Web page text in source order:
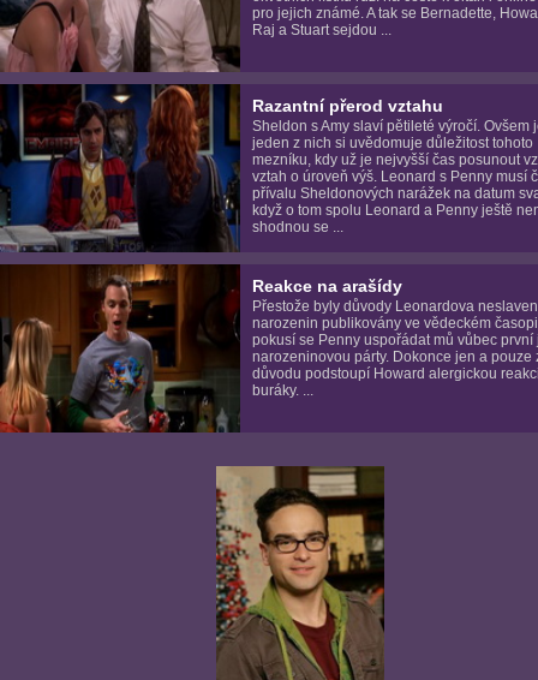
pro jejich známé. A tak se Bernadette,
Raj a Stuart sejdou ...
Razantní přerod vztahu
Sheldon s Amy slaví pětileté výročí. Ovšem
jeden z nich si uvědomuje důležitost tohoto
mezníku, kdy už je nejvyšší čas posunout
vztah o úroveň výš. Leonard s Penny musí
přívalu Sheldonových narážek na datum
když o tom spolu Leonard a Penny ještě
shodnou se ...
Reakce na arašídy
Přestože byly důvody Leonardova
narozenin publikovány ve vědeckém
pokusí se Penny uspořádat mů vůbec první
narozeninovou párty. Dokonce jen a pouze
důvodu podstoupí Howard alergickou
buráky. ...